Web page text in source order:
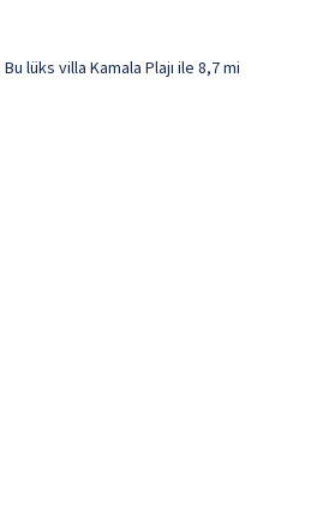
lüks villa Kamala Plajı ile 8,7 mi